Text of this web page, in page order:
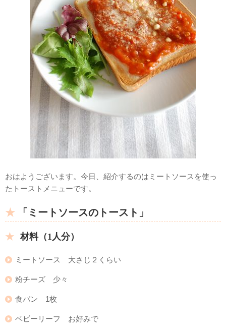
おはようございます。今日、紹介するのはミートソースを使っ
たトーストメニューです。
「ミートソースのトースト」
材料（1人分）
ミートソース 大さじ２くらい
粉チーズ 少々
食パン 1枚
ベビーリーフ お好みで